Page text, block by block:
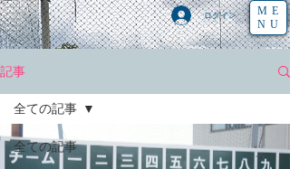
ログイン
ME
NU
記事
全ての記事
全ての記事